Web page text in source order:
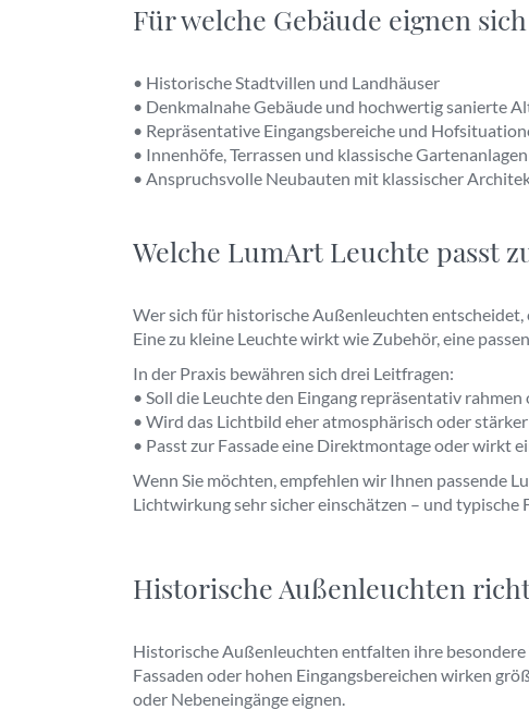
Für welche Gebäude eignen
• Historische Stadtvillen und Landhäuser
• Denkmalnahe Gebäude und hochwertig sanierte
• Repräsentative Eingangsbereiche und
• Innenhöfe, Terrassen und klassische Gartenanlagen
• Anspruchsvolle Neubauten mit klassischer
Welche LumArt Leuchte passt
Wer sich für historische Außenleuchten
Eine zu kleine Leuchte wirkt wie Zubehör, eine
In der Praxis bewähren sich drei Leitfragen:
• Soll die Leuchte den Eingang repräsentativ
• Wird das Lichtbild eher atmosphärisch oder
• Passt zur Fassade eine Direktmontage oder wirkt
Wenn Sie möchten, empfehlen wir Ihnen passende
Lichtwirkung sehr sicher einschätzen – und typische
Historische Außenleuchten
Historische Außenleuchten entfalten ihre
Fassaden oder hohen Eingangsbereichen wirken
oder Nebeneingänge eignen.